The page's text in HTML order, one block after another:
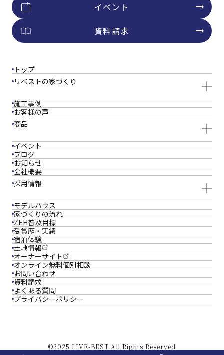
イベント
資料請求
トップ
リベストの家づくり
施工事例
お客様の声
商品
イベント
ブログ
お知らせ
会社概要
採用情報
モデルハウス
家づくりの流れ
ZEH普及目標
受賞歴・実績
宿泊体験
土地情報
オーナーサイト
オンライン無料個別相談
お問い合わせ
資料請求
よくある質問
プライバシーポリシー
©2025 LIVE-BEST All Rights Reserved